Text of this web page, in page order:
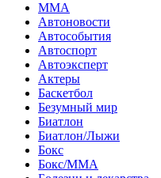
MMA
Автоновости
Автособытия
Автоспорт
Автоэксперт
Актеры
Баскетбол
Безумный мир
Биатлон
Биатлон/Лыжи
Бокс
Бокс/MMA